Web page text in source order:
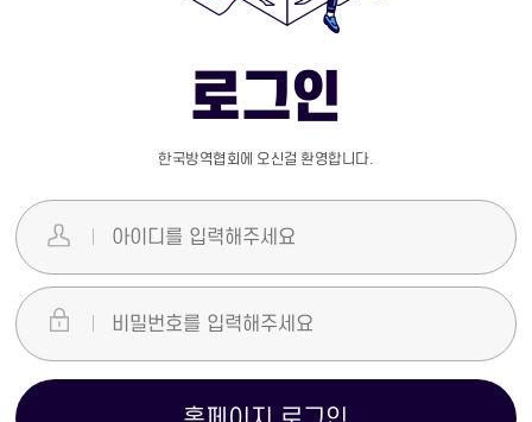
로그인
한국방역협회에 오신걸 환영합니다.